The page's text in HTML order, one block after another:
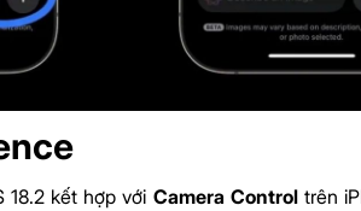
18.2 kết hợp với Camera Controltrên